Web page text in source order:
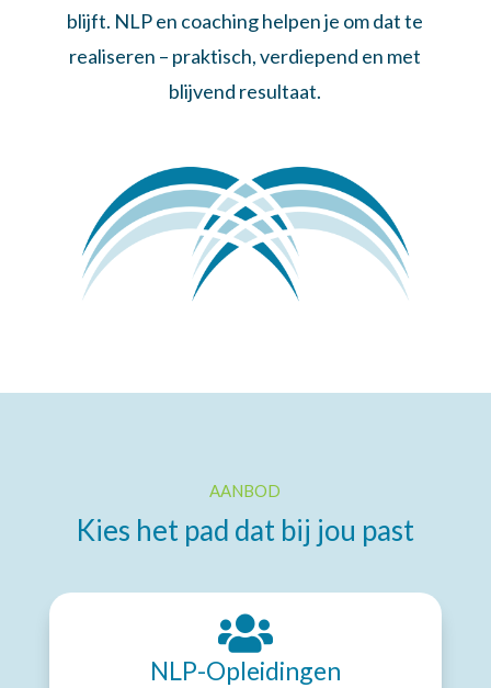
blijft. NLP en coaching helpen je om dat te
realiseren – praktisch, verdiepend en met
blijvend resultaat.
AANBOD
Kies het pad dat bij jou past

NLP-Opleidingen